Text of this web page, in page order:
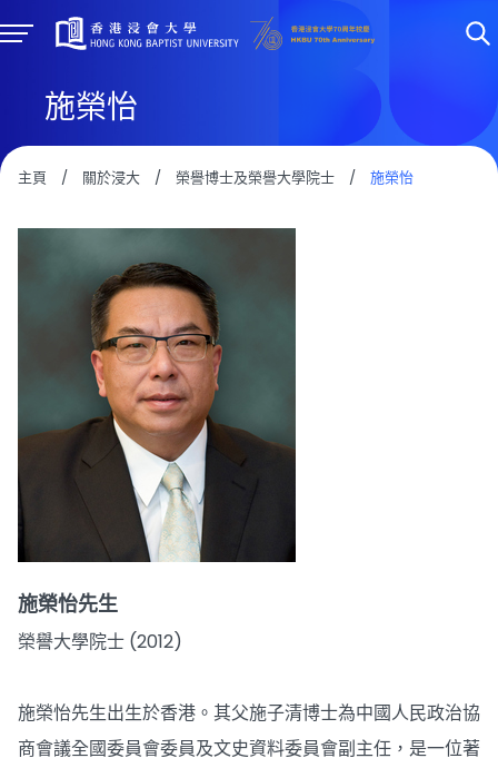
施榮怡
主頁 / 關於浸大 / 榮譽博士及榮譽大學院士 / 施榮怡
施榮怡先生
榮譽大學院士 (2012)
施榮怡先生出生於香港。其父施子清博士為中國人民政治協
商會議全國委員會委員及文史資料委員會副主任，是一位著